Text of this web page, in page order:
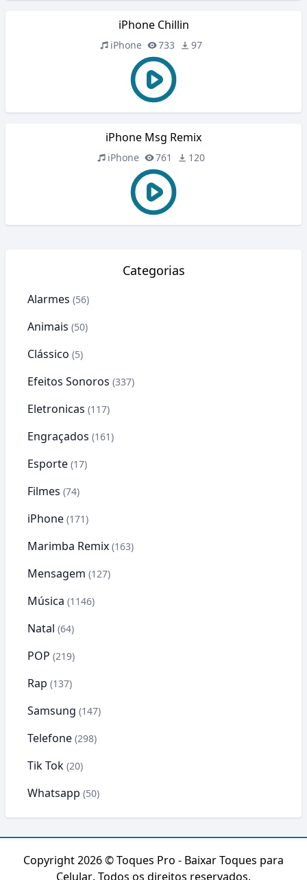
iPhone Chillin
iPhone 733 97
iPhone Msg Remix
iPhone 761 120
Categorias
Alarmes (56)
Animais (50)
Clássico (5)
Efeitos Sonoros (337)
Eletronicas (117)
Engraçados (161)
Esporte (17)
Filmes (74)
iPhone (171)
Marimba Remix (163)
Mensagem (127)
Música (1146)
Natal (64)
POP (219)
Rap (137)
Samsung (147)
Telefone (298)
Tik Tok (20)
Whatsapp (50)
Copyright 2026 ©Toques Pro - Baixar Toques para
Celular. Todos os direitos reservados.